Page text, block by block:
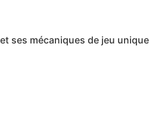
ses mécaniques de jeu